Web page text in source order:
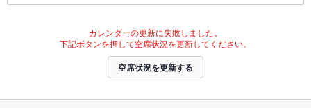
カレンダーの更新に失敗しました。
下記ボタンを押して空席状況を更新してください。
空席状況を更新する